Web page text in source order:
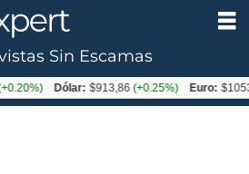
Sin Escamas
Dólar: $913,86(+0.25%) Euro: $1053,08(-